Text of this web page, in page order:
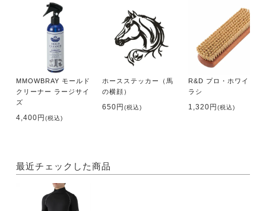
MMOWBRAY モールド
クリーナー ラージサイ
ズ
4,400円 (税込)
ホースステッカー（馬
の横顔）
650円 (税込)
R&D プロ・ホワイトブ
ラシ
1,320円 (税込)
最近チェックした商品